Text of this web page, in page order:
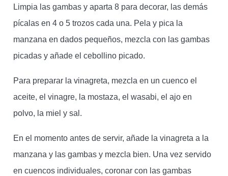
Limpia las gambas y aparta 8 para decorar, las demás
pícalas en 4 o 5 trozos cada una. Pela y pica la
manzana en dados pequeños, mezcla con las gambas
picadas y añade el cebollino picado.
Para preparar la vinagreta, mezcla en un cuenco el
aceite, el vinagre, la mostaza, el wasabi, el ajo en
polvo, la miel y sal.
En el momento antes de servir, añade la vinagreta a la
manzana y las gambas y mezcla bien. Una vez servido
en cuencos individuales, coronar con las gambas